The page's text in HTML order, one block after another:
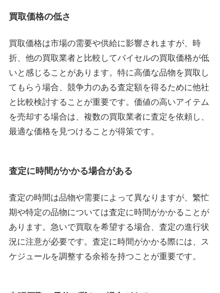
買取価格の低さ
買取価格は市場の需要や供給に影響されますが、時
折、他の買取業者と比較してバイセルの買取価格が低
いと感じることがあります。特に高価な品物を買取し
てもらう場合、競争力のある査定額を得るために他社
と比較検討することが重要です。価値の高いアイテム
を売却する場合は、複数の買取業者に査定を依頼し、
最適な価格を見つけることが得策です。
査定に時間がかかる場合がある
査定の時間は品物や需要によって異なりますが、繁忙
期や特定の品物については査定に時間がかかることが
あります。急いで買取を希望する場合、査定の進行状
況に注意が必要です。査定に時間がかかる際には、ス
ケジュールを調整する余裕を持つことが重要です。